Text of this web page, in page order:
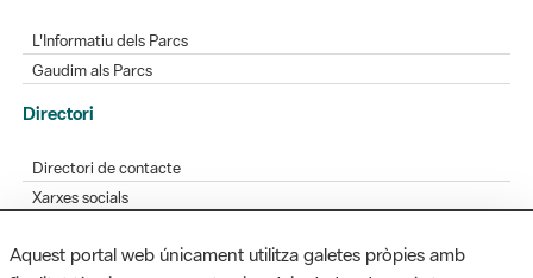
L'Informatiu dels Parcs
Gaudim als Parcs
Directori
Directori de contacte
Xarxes socials
Bústia de suggeriments
Aquest portal web únicament utilitza galetes pròpies amb